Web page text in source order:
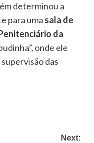
determinou a
para uma sala de
da
onde ele
das
Next: